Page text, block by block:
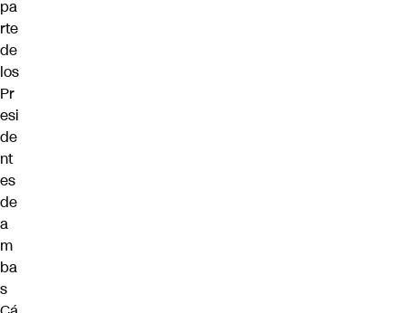
pa
rte
de
los
Pr
esi
de
nt
es
de
a
m
ba
s